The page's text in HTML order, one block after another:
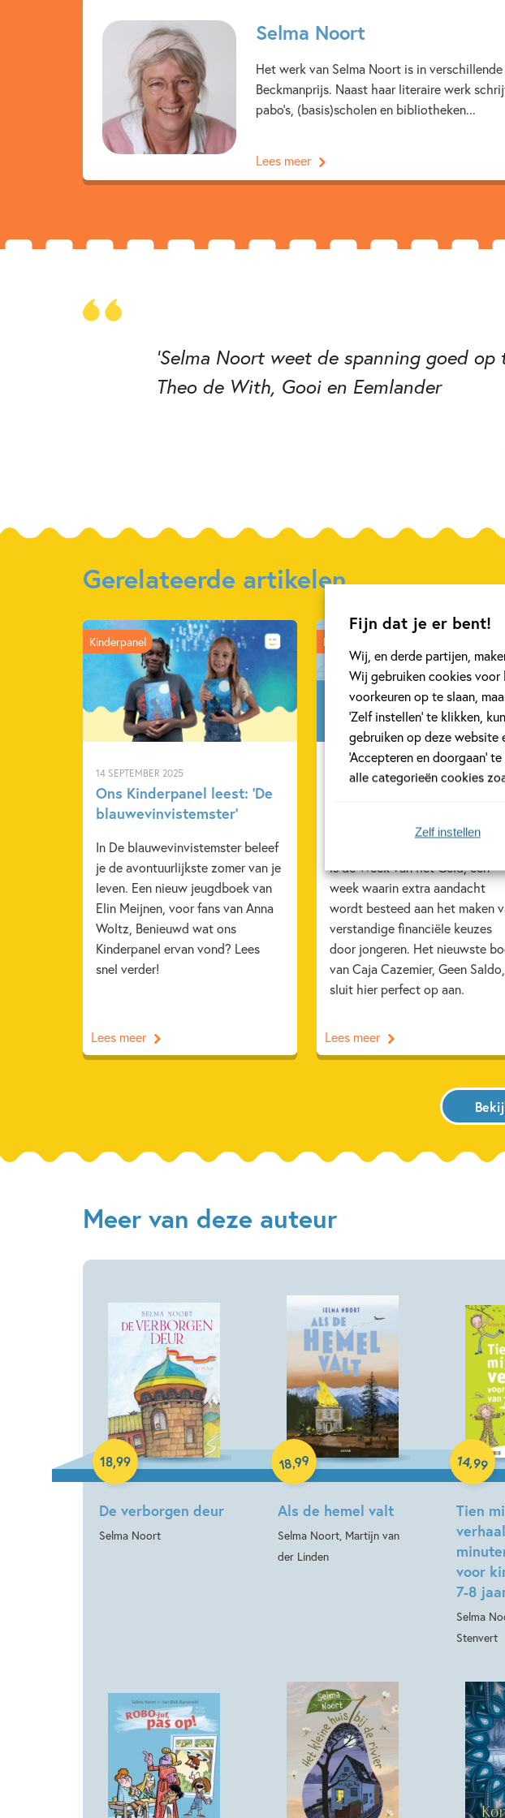
Fijn dat je er bent!
Wij, en derde partijen,
Wij gebruiken cookies
voorkeuren op te slaan,
‘Zelf instellen’ te klikken,
gebruiken op deze website
‘Accepteren en doorgaan’
alle categorieën cookies
Zelf instellen
Selma Noort
Het werk van Selma Noort is in
Beckmanprijs. Naast haar literaire werk
pabo's, (basis)scholen en bibliotheken...
Lees meer
'Selma Noort weet de spanning goed
Theo de With, Gooi en Eemlander
Gerelateerde artikelen
14 SEPTEMBER 2025
Ons Kinderpanel leest: ‘De
blauwevinvistemster’
In De blauwevinvistemster beleef
je de avontuurlijkste zomer van je
leven. Een nieuw jeugdboek van
Elin Meijnen, voor fans van Anna
Woltz, Benieuwd wat ons
Kinderpanel ervan vond? Lees
snel verder!
Kinderpanel
Lees meer
12 MAART 2025
is de Week van het Geld, een
week waarin extra aandacht
wordt besteed aan het maken
verstandige financiële keuzes
door jongeren. Het nieuwste
van Caja Cazemier, Geen Saldo,
sluit hier perfect op aan.
Nieuws
Lees meer
Meer van deze auteur
De verborgen deur
Selma Noort
18,99
Hardcover
Als de hemel valt
Selma Noort, Martijn van
der Linden
18,99
Hardcover
Tien
voor
7-8
Selma
Stenvert
14,99
Hardcover